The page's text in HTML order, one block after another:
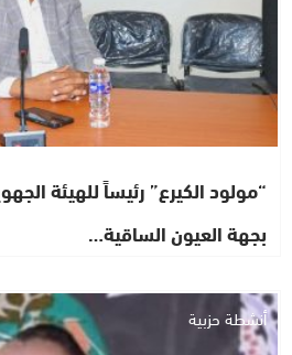
“مولود الكيرع” رئيساً للهيئة
بجهة العيون الساقية…
أنشطة حزبية